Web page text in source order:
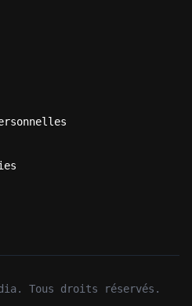
Tous droits réservés.